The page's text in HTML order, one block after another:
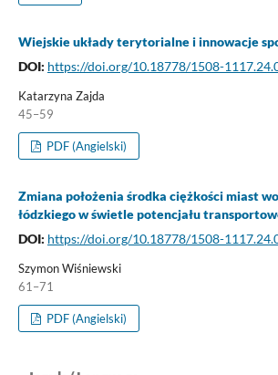
Wiejskie układy terytorialne i innowacje
DOI: https://doi.org/10.18778/1508-
Katarzyna Zajda
45–59
PDF (Angielski)
Zmiana położenia środka ciężkości miast
łódzkiego w świetle potencjału
DOI: https://doi.org/10.18778/1508-
Szymon Wiśniewski
61–71
PDF (Angielski)